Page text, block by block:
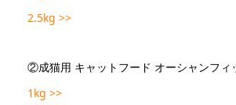
2.5kg >>
②成猫用 キャットフード オーシャンフィ
1kg >>